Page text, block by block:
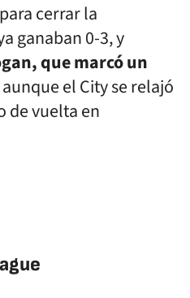
cerrar la
ganaban 0-3, y
que marcó un
el City se relajó
de vuelta en